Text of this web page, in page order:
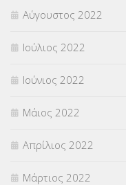
Αύγουστος 2022
Ιούλιος 2022
Ιούνιος 2022
Μάιος 2022
Απρίλιος 2022
Μάρτιος 2022